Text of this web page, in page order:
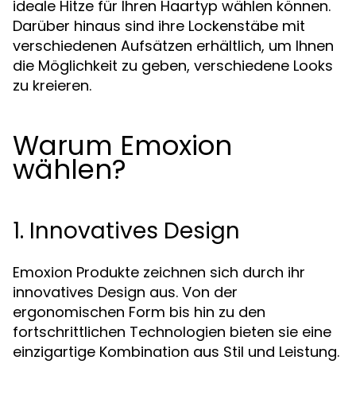
ideale Hitze für Ihren Haartyp wählen können.
Darüber hinaus sind ihre Lockenstäbe mit
verschiedenen Aufsätzen erhältlich, um Ihnen
die Möglichkeit zu geben, verschiedene Looks
zu kreieren.
Warum Emoxion
wählen?
1. Innovatives Design
Emoxion Produkte zeichnen sich durch ihr
innovatives Design aus. Von der
ergonomischen Form bis hin zu den
fortschrittlichen Technologien bieten sie eine
einzigartige Kombination aus Stil und Leistung.